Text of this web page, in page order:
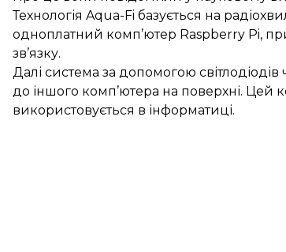
Технологія Aqua-Fi базується на
одноплатний комп’ютер Raspberry Pi,
зв’язку.
Далі система за допомогою
до іншого комп’ютера на поверхні. Цей
використовується в інформатиці.